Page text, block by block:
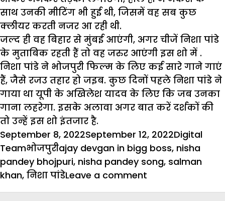
साथ उनकी मीटिंग भी हुई थी, जिसमें वह सब कुछ
क्लीयर करती नजर आ रही थी.
जल्द ही वह बिहार से मुंबई आएंगी, अगर चीजें निशा पांडे
के मुताबिक रहती हैं तो वह जरुर आएंगी इस शो में .
निशा पांडे ने भोजपुरी फिल्म के लिए कई सारे गाने गाएं
हैं, जैसे रजउ तहार हो जइब. कुछ दिनों पहले निशा पांडे ने
गाया था यूपी के अखिलेश यादव के लिए कि जब उनका
गाना लहरेगा. इसके अलावा अगर बात करें दर्शकों की
तो उन्हें इस शो इंतजार है.
Posted
on
September 8, 2022September 12, 2022Author
Digital
TeamCategories
भोजपुरीTags
ajay devgan in bigg boss, nisha
pandey bhojpuri, nisha pandey song, salman
khan, निशा पांडेLeave a comment